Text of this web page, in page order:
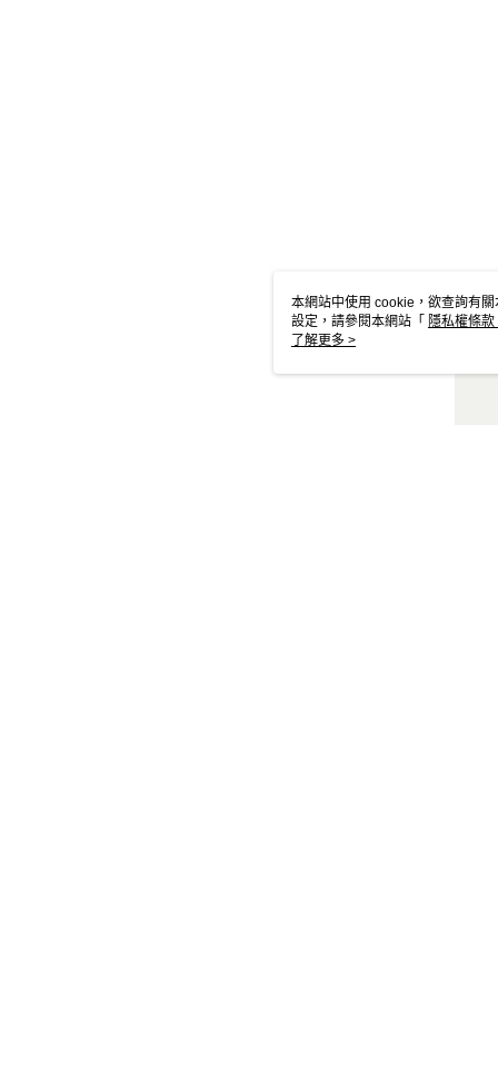
本網站中使用 cookie，欲查詢有
設定，請參閱本網站「 隱私權條款
使用 cookie。
了解更多 >